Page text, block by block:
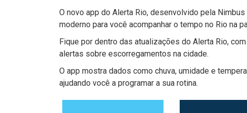
O novo app do Alerta Rio, desenvolvido pela
moderno para você acompanhar o tempo no Rio na
Fique por dentro das atualizações do Alerta Rio,
alertas sobre escorregamentos na cidade.
O app mostra dados como chuva, umidade e
ajudando você a programar a sua rotina.